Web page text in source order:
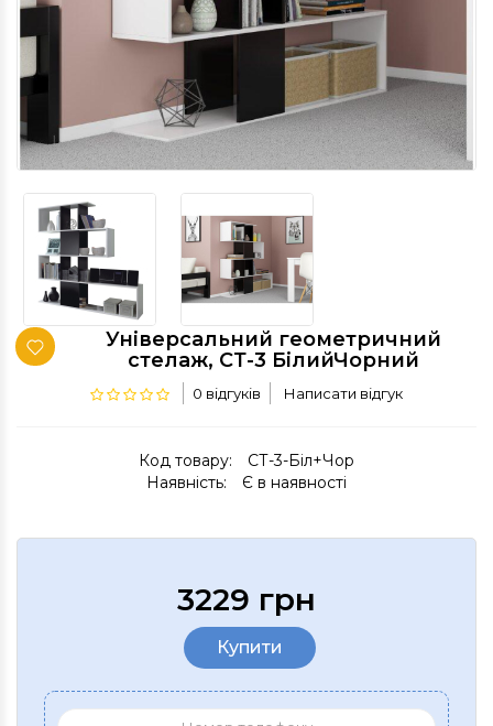
Універсальний геометричний
стелаж, СТ-3 БілийЧорний
0 відгуків Написати відгук
Код товару:
СТ-3-Біл+Чор
Наявність:
Є в наявності
3229 грн
Купити